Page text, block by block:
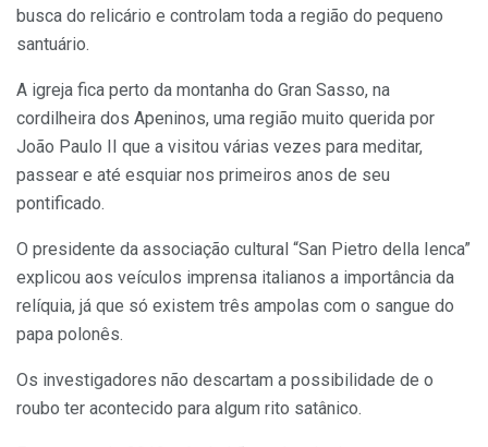
busca do relicário e controlam toda a região do pequeno
santuário.
A igreja fica perto da montanha do Gran Sasso, na
cordilheira dos Apeninos, uma região muito querida por
João Paulo II que a visitou várias vezes para meditar,
passear e até esquiar nos primeiros anos de seu
pontificado.
O presidente da associação cultural “San Pietro della Ienca”
explicou aos veículos imprensa italianos a importância da
relíquia, já que só existem três ampolas com o sangue do
papa polonês.
Os investigadores não descartam a possibilidade de o
roubo ter acontecido para algum rito satânico.